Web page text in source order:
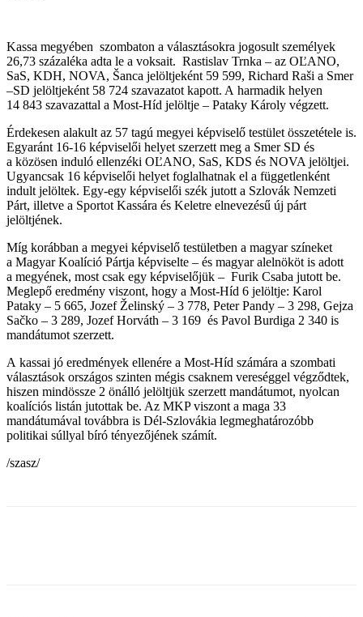
Kassa megyében szombaton a választásokra jogosult személyek
26,73 százaléka adta le a voksait. Rastislav Trnka – az OĽANO,
SaS, KDH, NOVA, Šanca jelöltjeként 59 599, Richard Raši a Smer
–SD jelöltjeként 58 724 szavazatot kapott. A harmadik helyen
14 843 szavazattal a Most-Híd jelöltje – Pataky Károly végzett.
Érdekesen alakult az 57 tagú megyei képviselő testület összetétele is.
Egyaránt 16-16 képviselői helyet szerzett meg a Smer SD és
a közösen induló ellenzéki OĽANO, SaS, KDS és NOVA jelöltjei.
Ugyancsak 16 képviselői helyet foglalhatnak el a függetlenként
indult jelöltek. Egy-egy képviselői szék jutott a Szlovák Nemzeti
Párt, illetve a Sportot Kassára és Keletre elnevezésű új párt
jelöltjének.
Míg korábban a megyei képviselő testületben a magyar színeket
a Magyar Koalíció Pártja képviselte – és magyar alelnököt is adott
a megyének, most csak egy képviselőjük – Furik Csaba jutott be.
Meglepő eredmény viszont, hogy a Most-Híd 6 jelöltje: Karol
Pataky – 5 665, Jozef Želinský – 3 778, Peter Pandy – 3 298, Gejza
Sačko – 3 289, Jozef Horváth – 3 169 és Pavol Burdiga 2 340 is
mandátumot szerzett.
A kassai jó eredmények ellenére a Most-Híd számára a szombati
választások országos szinten mégis csaknem vereséggel végződtek,
hiszen mindössze 2 önálló jelöltjük szerzett mandátumot, nyolcan
koalíciós listán jutottak be. Az MKP viszont a maga 33
mandátumával továbbra is Dél-Szlovákia legmeghatározóbb
politikai súllyal bíró tényezőjének számít.
/szasz/